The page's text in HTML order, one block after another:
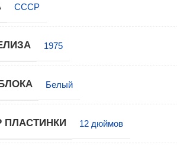
СССР
1975
Белый
ПЛАСТИНКИ 12 дюймов